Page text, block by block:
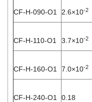
CF-H-090-O1 2.6×10-2
CF-H-110-O1 3.7×10-2
CF-H-160-O1 7.0×10-2
CF-H-240-O1 0.18